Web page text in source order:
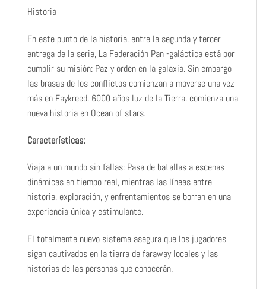
Historia
En este punto de la historia, entre la segunda y tercer
entrega de la serie, La Federación Pan -galáctica está por
cumplir su misión: Paz y orden en la galaxia. Sin embargo
las brasas de los conflictos comienzan a moverse una vez
más en Faykreed, 6000 años luz de la Tierra, comienza una
nueva historia en Ocean of stars.
Características:
Viaja a un mundo sin fallas: Pasa de batallas a escenas
dinámicas en tiempo real, mientras las líneas entre
historia, exploración, y enfrentamientos se borran en una
experiencia única y estimulante.
El totalmente nuevo sistema asegura que los jugadores
sigan cautivados en la tierra de faraway locales y las
historias de las personas que conocerán.